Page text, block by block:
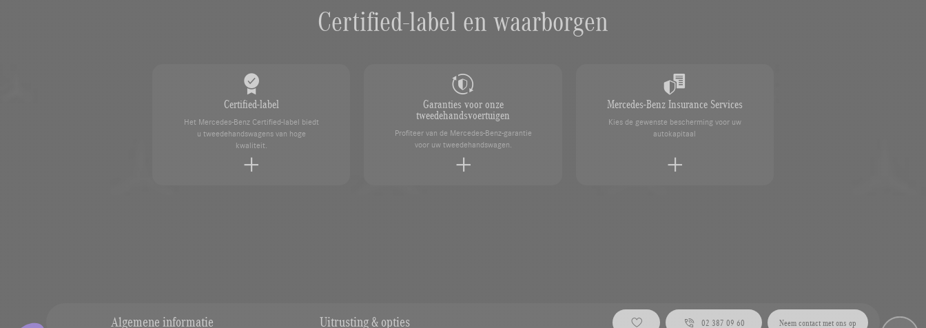
Algemene informatie Uitrusting & opties 02 387 09 60 Neem contact met ons op
Certified-label en waarborgen
Certified-label
Het Mercedes-Benz Certified-label biedt
u tweedehandswagens van hoge
kwaliteit.
Garanties voor onze
tweedehandsvoertuigen
Profiteer van de Mercedes-Benz-garantie
voor uw tweedehandswagen.
Mercedes-Benz Insurance Services
Kies de gewenste bescherming voor uw
autokapitaal